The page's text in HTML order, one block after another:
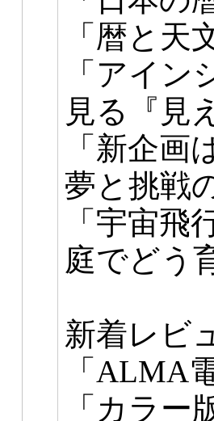
「暦と天
「アイ
見る『見
「新企
夢と挑戦
「宇宙
庭でどう
新着レビ
「ALMA
「カラ